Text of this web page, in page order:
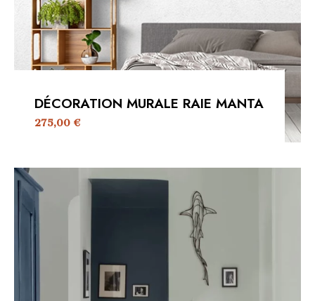
DÉCORATION MURALE RAIE MANTA
275,00€